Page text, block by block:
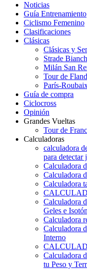
Noticias
Guía Entrenamiento
Ciclismo Femenino
Clasificaciones
Clásicas
Clásicas y
Strade
Milán San
Tour de
París-
Guía de compra
Ciclocross
Opinión
Grandes Vueltas
Tour de
Calculadoras
calculadora
para detectar
Calculadora
Calculadora
Calculadora
Calculadora
Geles e
Calculadora
Calculadora
Interno
Calculadora
tu Peso y